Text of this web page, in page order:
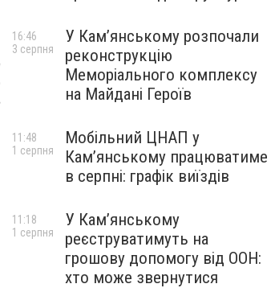
У Кам’янському розпочали
реконструкцію
Меморіального комплексу
на Майдані Героїв
16:46
3 серпня
Мобільний ЦНАП у
Кам’янському працюватиме
в серпні: графік виїздів
11:48
1 серпня
У Кам’янському
реєструватимуть на
грошову допомогу від ООН:
хто може звернутися
11:18
1 серпня